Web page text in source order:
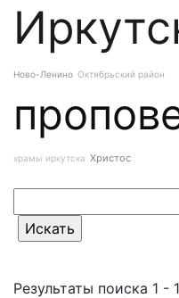
Ново-Ленино Октябрьский район
храмы иркутска Христос
Результаты поиска 1 -